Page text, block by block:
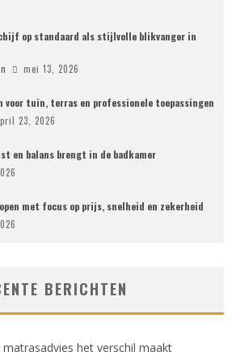
op standaard als stijlvolle blikvanger in
mei 13, 2026
voor tuin, terras en professionele toepassingen
23, 2026
en balans brengt in de badkamer
met focus op prijs, snelheid en zekerheid
BERICHTEN
het verschil maakt